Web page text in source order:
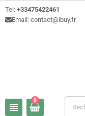
Tel: +33475422461
Email: contact@ibuy.fr
view_headline
0